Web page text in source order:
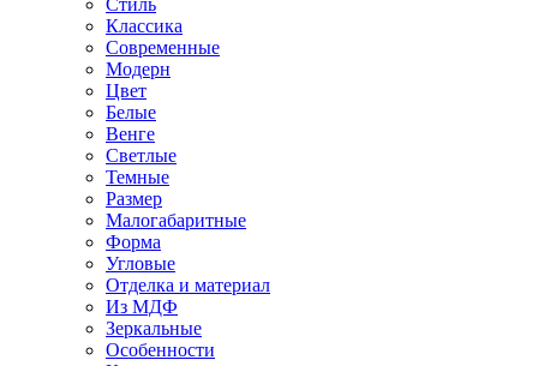
Стиль
Классика
Современные
Модерн
Цвет
Белые
Венге
Светлые
Темные
Размер
Малогабаритные
Форма
Угловые
Отделка и материал
Из МДФ
Зеркальные
Особенности